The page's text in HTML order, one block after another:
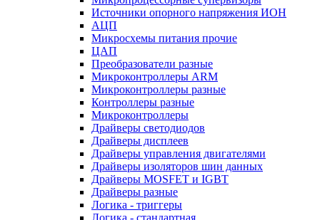
Источники опорного напряжения ИОН
АЦП
Микросхемы питания прочие
ЦАП
Преобразователи разные
Микроконтроллеры ARM
Микроконтроллеры разные
Контроллеры разные
Микроконтроллеры
Драйверы светодиодов
Драйверы дисплеев
Драйверы управления двигателями
Драйверы изоляторов шин данных
Драйверы MOSFET и IGBT
Драйверы разные
Логика - триггеры
Логика - стандартная